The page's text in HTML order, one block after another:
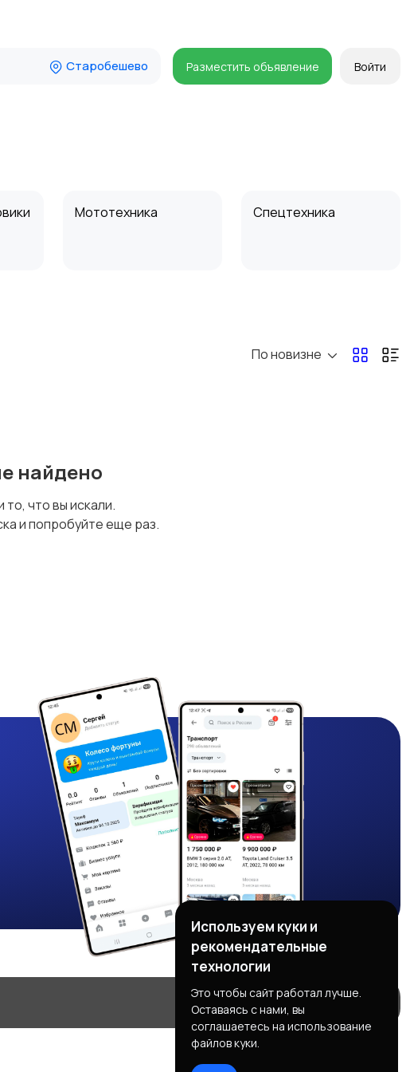
Старобешево Разместить объявление Войти
Мототехника Спецтехника
По новизне
найдено
что вы искали.
и попробуйте еще раз.
Используем куки и
рекомендательные
технологии
Это чтобы сайт работал лучше.
Оставаясь с нами, вы
соглашаетесь на использование
файлов куки.